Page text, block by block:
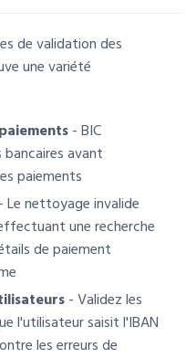
de validation des
une variété
- BIC
avant
paiements
- Le nettoyage invalide
une recherche
de paiement
- Validez les
l'utilisateur saisit l'IBAN
les erreurs de